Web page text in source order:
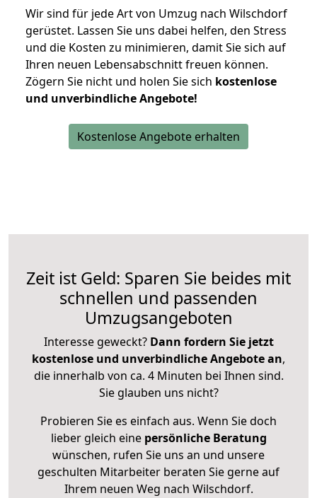
Wir sind für jede Art von Umzug nach Wilschdorf
gerüstet. Lassen Sie uns dabei helfen, den Stress
und die Kosten zu minimieren, damit Sie sich auf
Ihren neuen Lebensabschnitt freuen können.
Zögern Sie nicht und holen Sie sich kostenlose
und unverbindliche Angebote!
Kostenlose Angebote erhalten
Zeit ist Geld: Sparen Sie beides mit
schnellen und passenden
Umzugsangeboten
Interesse geweckt? Dann fordern Sie jetzt
kostenlose und unverbindliche Angebote an,
die innerhalb von ca. 4 Minuten bei Ihnen sind.
Sie glauben uns nicht?
Probieren Sie es einfach aus. Wenn Sie doch
lieber gleich eine persönliche Beratung
wünschen, rufen Sie uns an und unsere
geschulten Mitarbeiter beraten Sie gerne auf
Ihrem neuen Weg nach Wilschdorf.